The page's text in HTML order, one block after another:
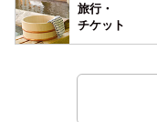
旅行・
チケット